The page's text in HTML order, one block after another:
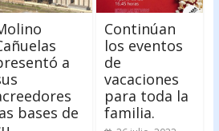
a
bases de
Continúan
los eventos
de
vacaciones
para toda la
familia.